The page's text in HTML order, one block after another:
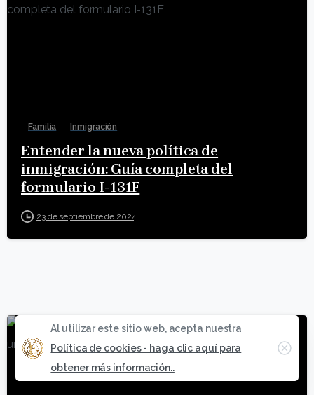
Familia Inmigración
Entender la nueva política de
inmigración: Guía completa del
formulario I-131F
23 de septiembre de 2024
Al utilizar este sitio web, acepta nuestra
Política de cookies - haga clic aquí para
obtener más información..